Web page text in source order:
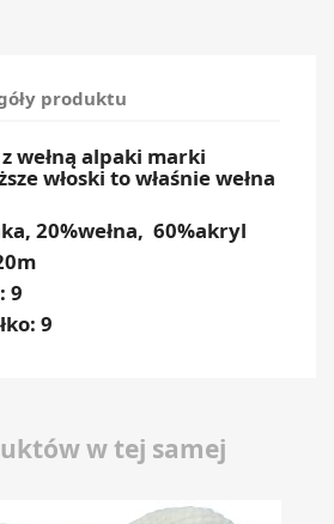
produktu
wełną alpaki marki
włoski to właśnie wełna
20%wełna, 60%akryl
9
9
w tej samej